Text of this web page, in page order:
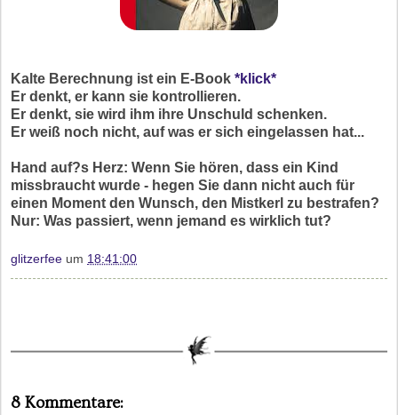
Kalte Berechnung ist ein E-Book *klick*
Er denkt, er kann sie kontrollieren.
Er denkt, sie wird ihm ihre Unschuld schenken.
Er weiß noch nicht, auf was er sich eingelassen hat...
Hand auf?s Herz: Wenn Sie hören, dass ein Kind
missbraucht wurde - hegen Sie dann nicht auch für
einen Moment den Wunsch, den Mistkerl zu bestrafen?
Nur: Was passiert, wenn jemand es wirklich tut?
glitzerfee um 18:41:00
8 Kommentare: